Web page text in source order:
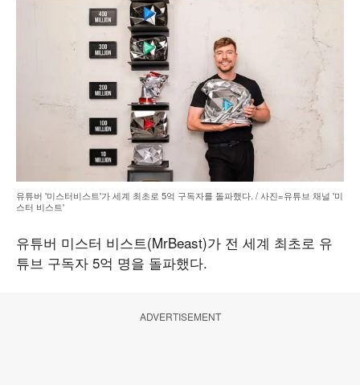
유튜버 '미스터비스트'가 세계 최초로 5억 구독자를 돌파했다. / 사진=유튜브 채널 '미
스터 비스트'
유튜버 미스터 비스트(MrBeast)가 전 세계 최초로 유
튜브 구독자 5억 명을 돌파했다.
ADVERTISEMENT